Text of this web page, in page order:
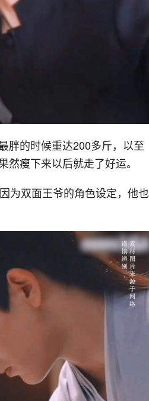
胖的时候重达200多斤，以至
瘦下来以后就走了好运。
为双面王爷的角色设定，他也